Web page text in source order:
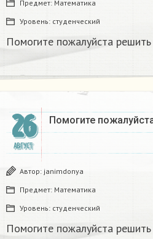
Предмет: Математика
Уровень: студенческий
Помогите пожалуйста решить
26
АВГУСТ
Помогите
Автор: janimdonya
Предмет: Математика
Уровень: студенческий
Помогите пожалуйста решить